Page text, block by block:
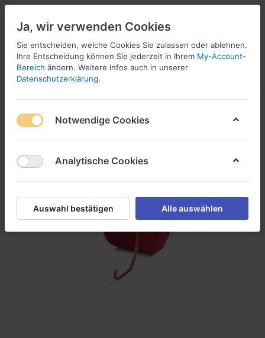
Menü Anmelden Wunschliste
1
Ja, wir verwenden Cookies
Sie entscheiden, welche Cookies Sie zulassen oder ablehnen.
Ihre Entscheidung können Sie jederzeit in Ihrem My-Account-
Bereich ändern. Weitere Infos auch in unserer
Datenschutzerklärung.
Notwendige Cookies
Analytische Cookies
Auswahl bestätigen Alle auswählen